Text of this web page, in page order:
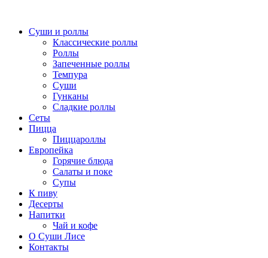
Суши и роллы
Классические роллы
Роллы
Запеченные роллы
Темпура
Суши
Гунканы
Сладкие роллы
Сеты
Пицца
Пиццароллы
Европейка
Горячие блюда
Салаты и поке
Супы
К пиву
Десерты
Напитки
Чай и кофе
О Суши Лисе
Контакты